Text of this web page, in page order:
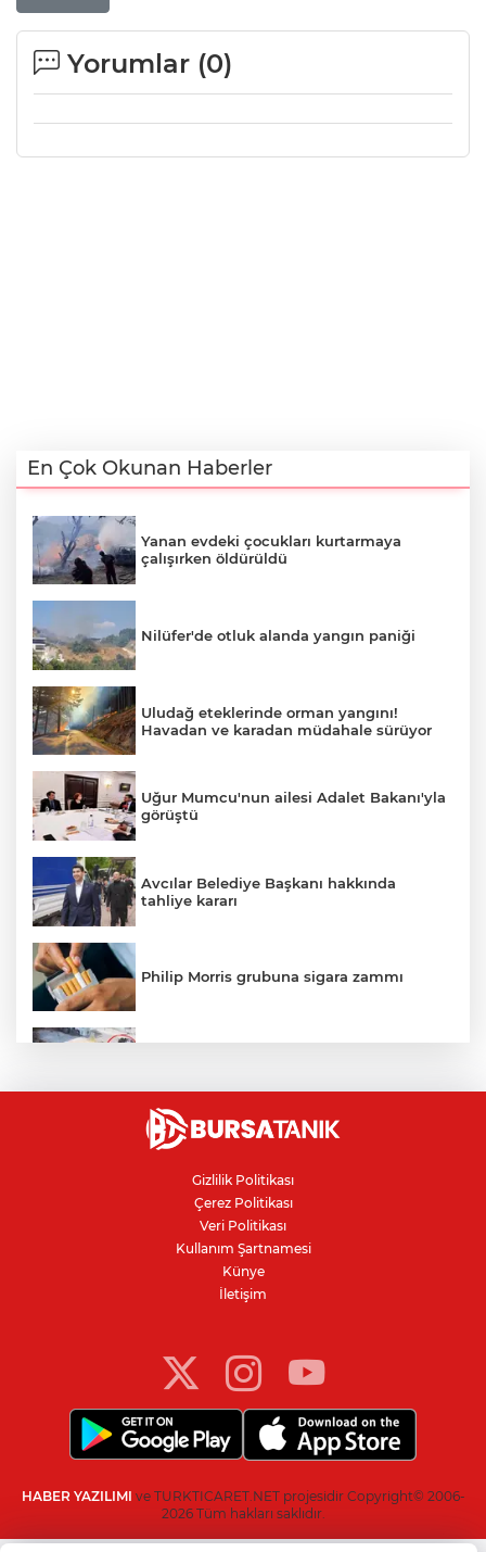
Yorumlar (0)
En Çok Okunan Haberler
Yanan evdeki çocukları kurtarmaya
çalışırken öldürüldü
Nilüfer'de otluk alanda yangın paniği
Uludağ eteklerinde orman yangını!
Havadan ve karadan müdahale sürüyor
Uğur Mumcu'nun ailesi Adalet Bakanı'yla
görüştü
Avcılar Belediye Başkanı hakkında
tahliye kararı
Philip Morris grubuna sigara zammı
Nilüfer'de kaldırım işgallerine zabıta
denetimi
Bursa'da 100 dönümde hayvansal
gübreyle nektarin ve armut üretiyor
Resmi Gazete’de yayımlandı: Kritik yeşil
Gizlilik Politikası
Çerez Politikası
Veri Politikası
Kullanım Şartnamesi
Künye
İletişim
HABER YAZILIMI ve TURKTICARET.NET projesidir Copyright© 2006-
2026 Tüm hakları saklıdır.